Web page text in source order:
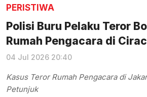
PERISTIWA
Polisi Buru Pelaku Teror
Rumah Pengacara di
04 Jul 2026 20:40
Kasus Teror Rumah Pengacara di
Petunjuk